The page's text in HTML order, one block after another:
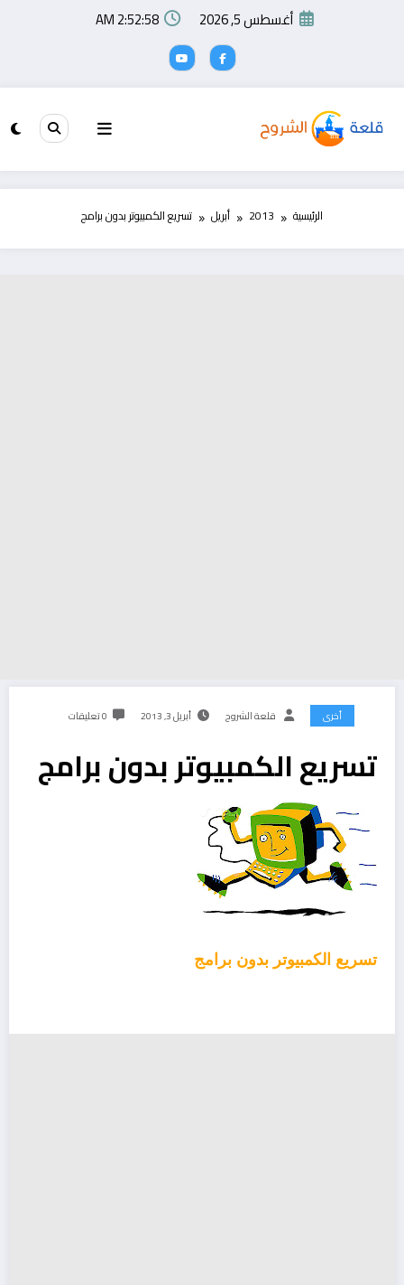
أغسطس 5, 2026 2:52:58 AM
الرئيسية 2013 أبريل تسريع الكمبيوتر بدون برامج
أخرى قلعة الشروح أبريل 3, 2013 0 تعليقات
تسريع الكمبيوتر بدون برامج
تسريع الكمبيوتر بدون برامج